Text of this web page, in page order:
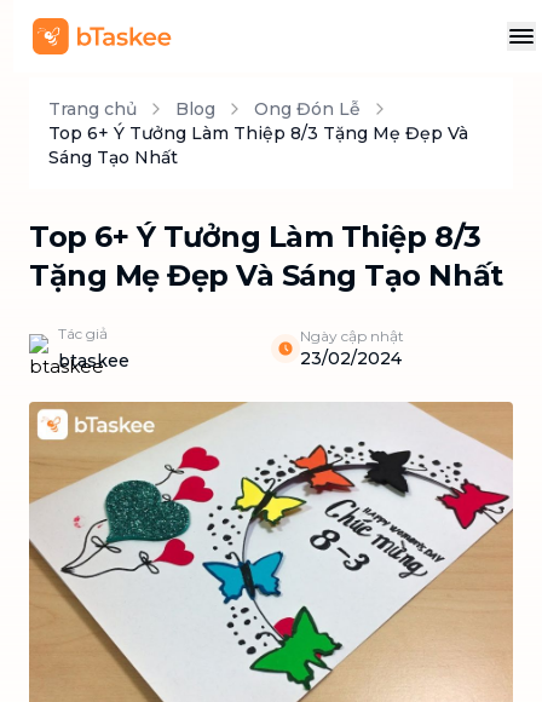
Trang chủ Blog
Ong Đón Lễ
Top 6+ Ý Tưởng Làm Thiệp 8/3 Tặng Mẹ Đẹp Và
Sáng Tạo Nhất
Top 6+ Ý Tưởng Làm Thiệp 8/3
Tặng Mẹ Đẹp Và Sáng Tạo Nhất
Tác giả
btaskee
Ngày cập nhật
23/02/2024